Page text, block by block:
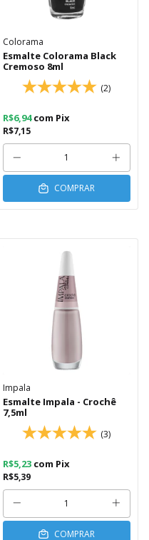
Colorama
Esmalte Colorama Black
Cremoso 8ml
(2)
R$7,15
R$6,94com Pix
COMPRAR
Impala
Esmalte Impala - Crochê
7,5ml
(3)
R$5,39
R$5,23 com Pix
COMPRAR